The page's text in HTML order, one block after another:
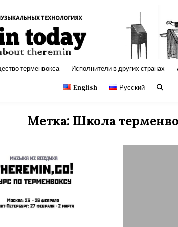
терменвокса Исполнители в других странах
English Русский
Метка: Школа